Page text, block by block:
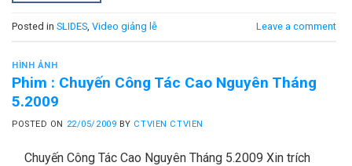
Posted in SLIDES Video giảng lễ Leave a comment
HÌNH ẢNH
Phim : Chuyến Công Tác Cao Nguyên Tháng
5.2009
POSTED ON 22/05/2009 BY CTVIEN CTVIEN
Chuyến Công Tác Cao Nguyên Tháng 5.2009 Xin trích